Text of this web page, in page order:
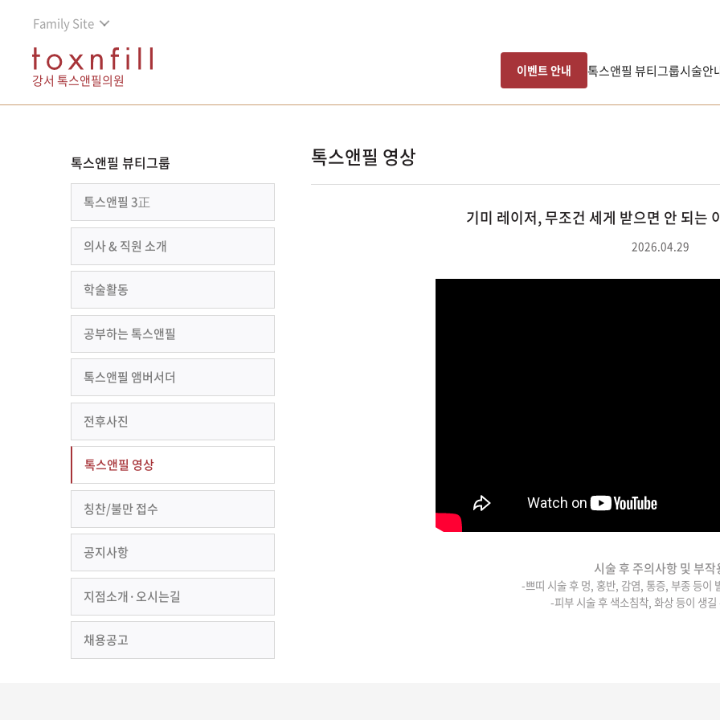
Family Site
강서 톡스앤필의원
이벤트 안내 톡스앤필 뷰티그룹시술안
톡스앤필 뷰티그룹
톡스앤필 3正
의사 & 직원 소개
학술활동
공부하는 톡스앤필
톡스앤필 앰버서더
전후사진
톡스앤필 영상
칭찬/불만 접수
공지사항
지점소개·오시는길
채용공고
톡스앤필 영상
기미 레이저, 무조건 세게 받으면 안 되는
2026.04.29
시술 후 주의사항 및 부작
-쁘띠 시술 후 멍, 홍반, 감염, 통증, 부종 등이
-피부 시술 후 색소침착, 화상 등이 생